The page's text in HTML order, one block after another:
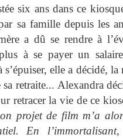
six ans dans ce
sa famille depuis les
a dû se rendre à
à se payer un
s’épuiser, elle a décidé, la
sa retraite... Alexandra
retracer la vie de ce
projet de film m’a
En